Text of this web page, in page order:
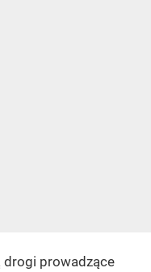
drogi prowadzące